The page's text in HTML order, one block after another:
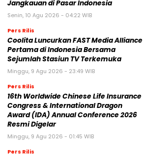
Jangkauan di Pasar Indonesia
Senin, 10 Agu 2026 - 04:22 WIB
Pers Rilis
Coolita Luncurkan FAST Media Alliance
Pertama di Indonesia Bersama
Sejumlah Stasiun TV Terkemuka
Minggu, 9 Agu 2026 - 23:49 WIB
Pers Rilis
16th Worldwide Chinese Life Insurance
Congress & International Dragon
Award (IDA) Annual Conference 2026
Resmi Digelar
Minggu, 9 Agu 2026 - 01:45 WIB
Pers Rilis